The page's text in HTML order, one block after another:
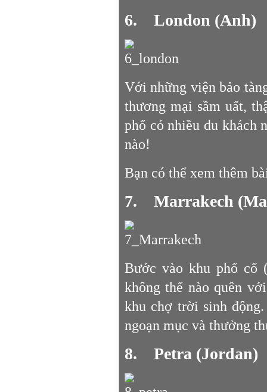
6. London (Anh)
Với những viện bảo
thương mại sầm uất,
phố có nhiều du khách
nào!
Bạn có thể xem thêm
7. Marrakech (Ma
Bước vào khu phố cổ
không thể nào quên
khu chợ trời sinh
ngoạn mục và thưởng
8. Petra (Jordan)